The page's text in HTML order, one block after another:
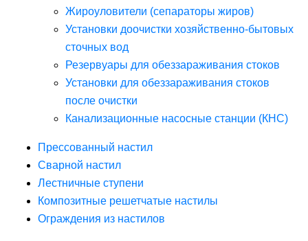
Жироуловители (сепараторы жиров)
Установки доочистки хозяйственно-бытовых
сточных вод
Резервуары для обеззараживания стоков
Установки для обеззараживания стоков
после очистки
Канализационные насосные станции (КНС)
Прессованный настил
Сварной настил
Лестничные ступени
Композитные решетчатые настилы
Ограждения из настилов